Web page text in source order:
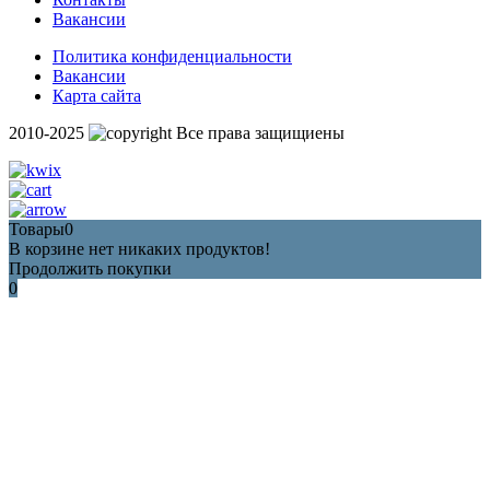
Вакансии
Политика конфиденциальности
Вакансии
Карта сайта
2010-2025
Все права защищиены
Товары0
В корзине нет никаких продуктов!
Продолжить покупки
0